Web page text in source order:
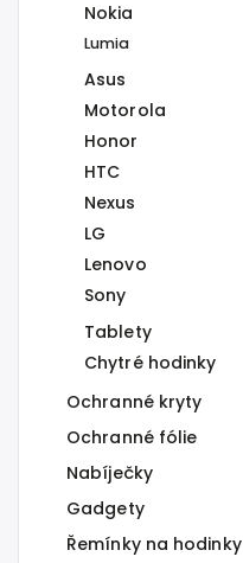
Nokia
Lumia
Asus
Motorola
Honor
HTC
Nexus
LG
Lenovo
Sony
Tablety
Chytré hodinky
Ochranné kryty
Ochranné fólie
Nabíječky
Gadgety
Řemínky na hodinky